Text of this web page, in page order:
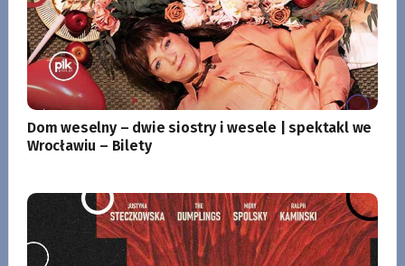
Dom weselny – dwie siostry i wesele | spektakl we
Wrocławiu – Bilety